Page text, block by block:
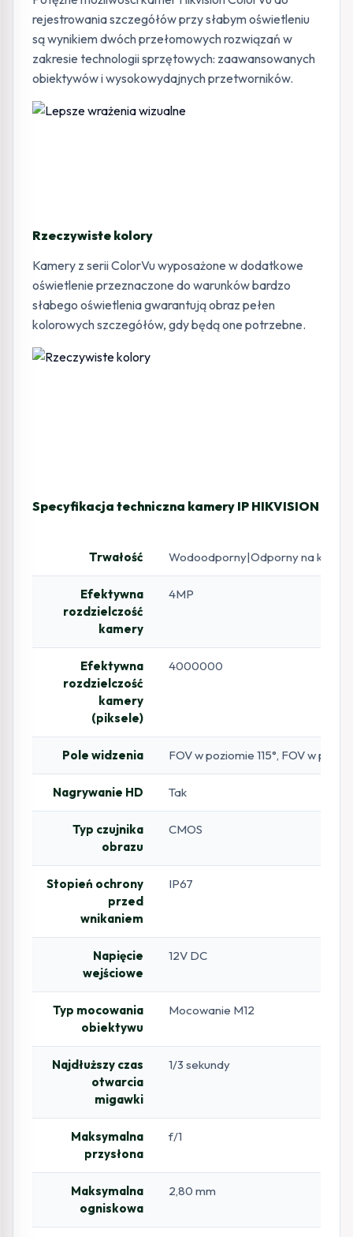
rejestrowania szczegółów przy słabym oświetleniu
są wynikiem dwóch przełomowych rozwiązań w
zakresie technologii sprzętowych: zaawansowanych
obiektywów i wysokowydajnych przetworników.
Rzeczywiste kolory
Kamery z serii ColorVu wyposażone w dodatkowe
oświetlenie przeznaczone do warunków bardzo
słabego oświetlenia gwarantują obraz pełen
kolorowych szczegółów, gdy będą one potrzebne.
Specyfikacja techniczna kamery IP HIKVISION DS-
Trwałość Wodoodporny|Odporny na kurz
Efektywna
rozdzielczość
kamery
4MP
Efektywna
rozdzielczość
kamery
(piksele)
4000000
Pole widzenia FOV w poziomie 115°, FOV w
Nagrywanie HD Tak
Typ czujnika
obrazu
CMOS
Stopień ochrony
przed
wnikaniem
IP67
Napięcie
wejściowe
12V DC
Typ mocowania
obiektywu
Mocowanie M12
Najdłuższy czas
otwarcia
migawki
1/3 sekundy
Maksymalna
przysłona
f/1
Maksymalna
ogniskowa
2,80 mm